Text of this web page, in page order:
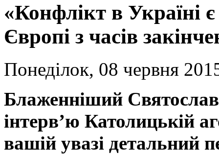
«Конфлікт в Україні
Європі з часів
Понеділок, 08 червня
Блаженніший
інтерв’ю Католицькій
вашій увазі детальний